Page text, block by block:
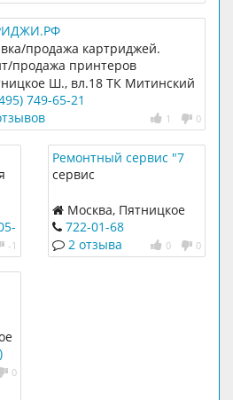
продажа картриджей.
продажа принтеров
Ш., вл.18 ТК Митинский
павильон 500
749-65-21
1 0
-1
Ремонтный сервис "7
офис"
сервис
Москва, Пятницкое
ш., вл. 18
722-01-68
0 0
2 отзыва
0